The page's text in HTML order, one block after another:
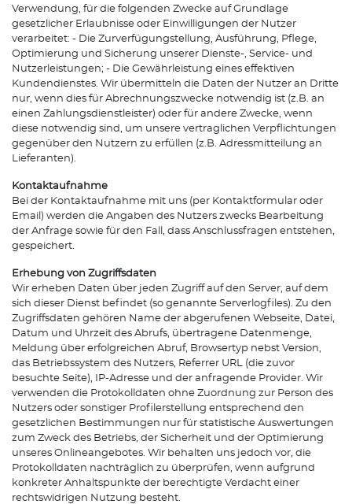
Verwendung, für die folgenden Zwecke auf Grundlage
gesetzlicher Erlaubnisse oder Einwilligungen der Nutzer
verarbeitet: - Die Zurverfügungstellung, Ausführung, Pflege,
Optimierung und Sicherung unserer Dienste-, Service- und
Nutzerleistungen; - Die Gewährleistung eines effektiven
Kundendienstes. Wir übermitteln die Daten der Nutzer an Dritte
nur, wenn dies für Abrechnungszwecke notwendig ist (z.B. an
einen Zahlungsdienstleister) oder für andere Zwecke, wenn
diese notwendig sind, um unsere vertraglichen Verpflichtungen
gegenüber den Nutzern zu erfüllen (z.B. Adressmitteilung an
Lieferanten).
Kontaktaufnahme
Bei der Kontaktaufnahme mit uns (per Kontaktformular oder
Email) werden die Angaben des Nutzers zwecks Bearbeitung
der Anfrage sowie für den Fall, dass Anschlussfragen entstehen,
gespeichert.
Erhebung von Zugriffsdaten
Wir erheben Daten über jeden Zugriff auf den Server, auf dem
sich dieser Dienst befindet (so genannte Serverlogfiles). Zu den
Zugriffsdaten gehören Name der abgerufenen Webseite, Datei,
Datum und Uhrzeit des Abrufs, übertragene Datenmenge,
Meldung über erfolgreichen Abruf, Browsertyp nebst Version,
das Betriebssystem des Nutzers, Referrer URL (die zuvor
besuchte Seite), IP-Adresse und der anfragende Provider. Wir
verwenden die Protokolldaten ohne Zuordnung zur Person des
Nutzers oder sonstiger Profilerstellung entsprechend den
gesetzlichen Bestimmungen nur für statistische Auswertungen
zum Zweck des Betriebs, der Sicherheit und der Optimierung
unseres Onlineangebotes. Wir behalten uns jedoch vor, die
Protokolldaten nachträglich zu überprüfen, wenn aufgrund
konkreter Anhaltspunkte der berechtigte Verdacht einer
rechtswidrigen Nutzung besteht.